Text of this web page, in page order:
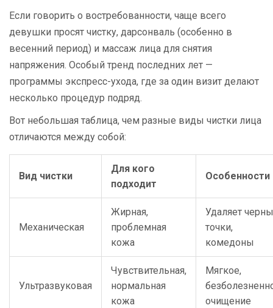
Если говорить о востребованности, чаще всего
девушки просят чистку, дарсонваль (особенно в
весенний период) и массаж лица для снятия
напряжения. Особый тренд последних лет —
программы экспресс-ухода, где за один визит делают
несколько процедур подряд.
Вот небольшая таблица, чем разные виды чистки лица
отличаются между собой:
Вид чистки
Для кого
подходит
Особенности
Механическая
Жирная,
проблемная
кожа
Удаляет
точки,
комедоны
Ультразвуковая
Чувствительная,
нормальная
кожа
Мягкое,
очищение